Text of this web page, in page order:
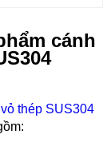
cánh
thép SUS304